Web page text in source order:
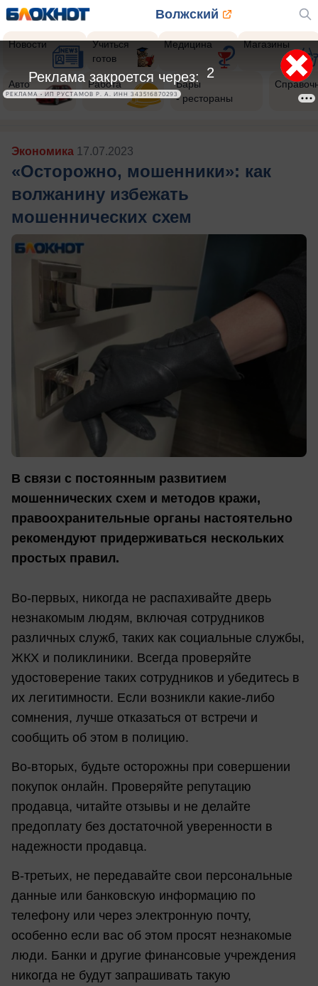
Волжский
Новости
Учиться
готов
Медицина Магазины
Авто Работа
Бары
- рестораны
Экономика 17.07.2023
«Осторожно, мошенники»: как
волжанину избежать
мошеннических схем
В связи с постоянным развитием
мошеннических схем и методов кражи,
правоохранительные органы настоятельно
рекомендуют придерживаться нескольких
простых правил.
Во-первых, никогда не распахивайте дверь
незнакомым людям, включая сотрудников
различных служб, таких как социальные службы,
ЖКХ и поликлиники. Всегда проверяйте
удостоверение таких сотрудников и убедитесь в
их легитимности. Если возникли какие-либо
сомнения, лучше отказаться от встречи и
сообщить об этом в полицию.
Во-вторых, будьте осторожны при совершении
покупок онлайн. Проверяйте репутацию
продавца, читайте отзывы и не делайте
предоплату без достаточной уверенности в
надежности продавца.
В-третьих, не передавайте свои персональные
данные или банковскую информацию по
телефону или через электронную почту,
особенно если вас об этом просят незнакомые
люди. Банки и другие финансовые учреждения
никогда не будут запрашивать такую